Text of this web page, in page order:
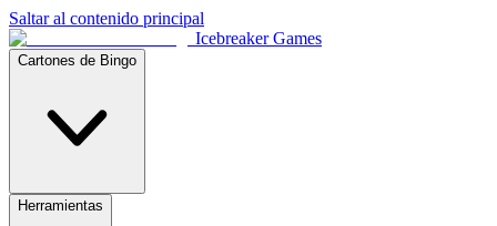
Saltar al contenido principal
Icebreaker Games
Cartones de Bingo
Herramientas